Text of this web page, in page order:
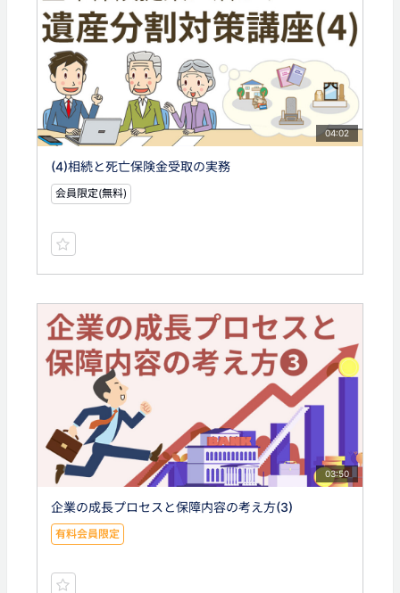
04:02
(4)相続と死亡保険金受取の実務
会員限定(無料)
03:50
企業の成長プロセスと保障内容の考え方(3)
有料会員限定